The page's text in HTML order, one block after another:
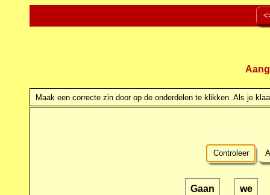
Maak een correcte zin door op de onderdelen te klikken. Als je
Controleer
Gaan we